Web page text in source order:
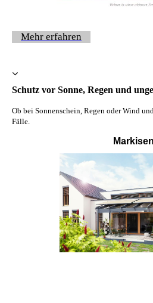
Mehr erfahren
Schutz vor Sonne, Regen und
Ob bei Sonnenschein, Regen oder Wind
Fälle.
Markisen